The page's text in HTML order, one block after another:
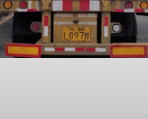
Intercomunicadores